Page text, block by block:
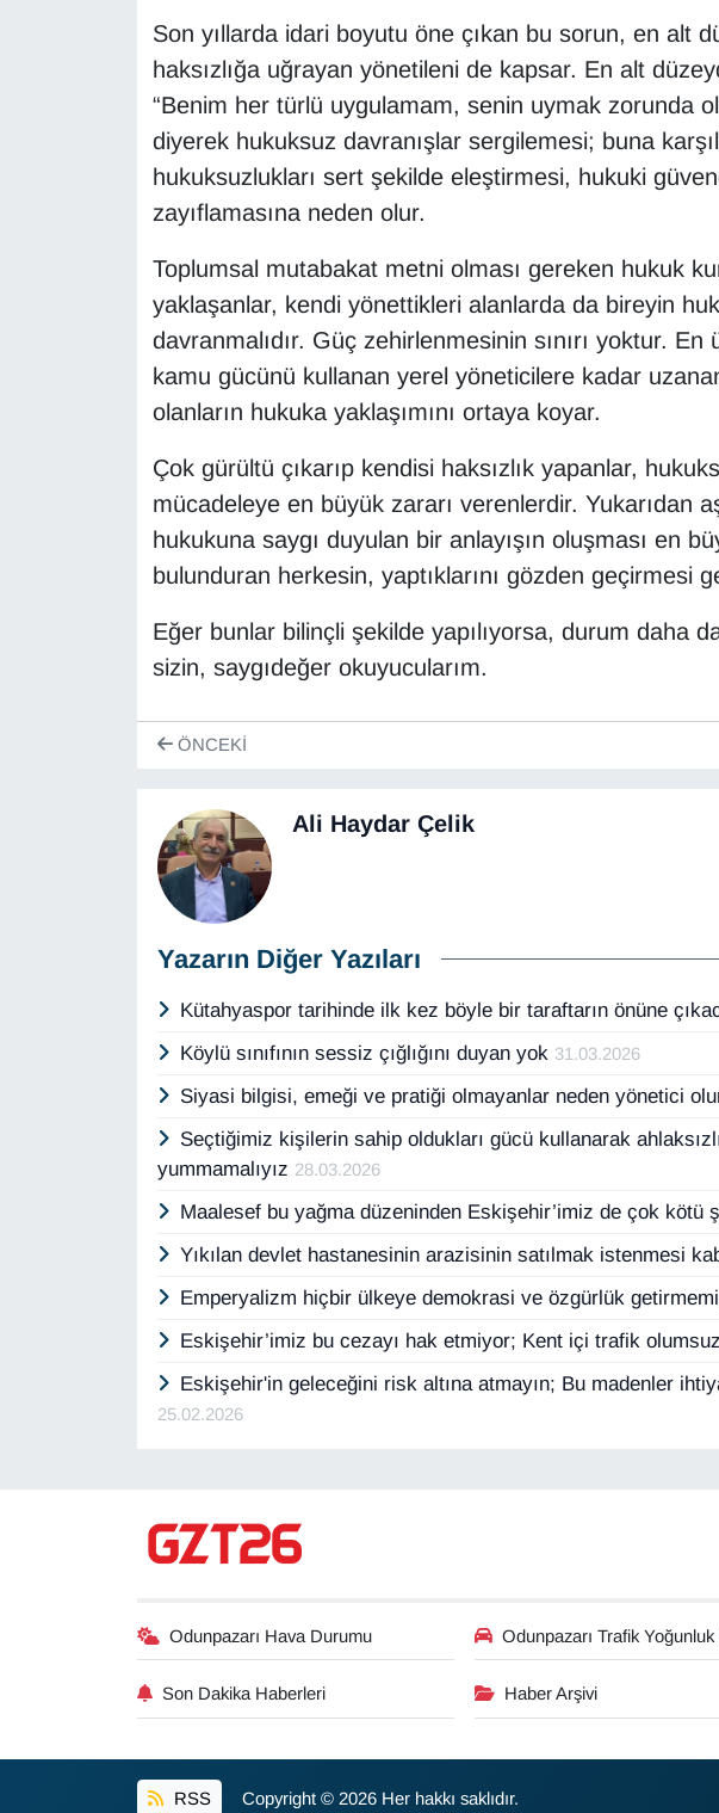
Son yıllarda idari boyutu öne çıkan bu sorun, en alt
haksızlığa uğrayan yönetileni de kapsar. En alt
“Benim her türlü uygulamam, senin uymak zorunda
diyerek hukuksuz davranışlar sergilemesi; buna
hukuksuzlukları sert şekilde eleştirmesi, hukuki
zayıflamasına neden olur.
Toplumsal mutabakat metni olması gereken hukuk
yaklaşanlar, kendi yönettikleri alanlarda da bireyin
davranmalıdır. Güç zehirlenmesinin sınırı yoktur.
kamu gücünü kullanan yerel yöneticilere kadar
olanların hukuka yaklaşımını ortaya koyar.
Çok gürültü çıkarıp kendisi haksızlık yapanlar,
mücadeleye en büyük zararı verenlerdir. Yukarıdan
hukukuna saygı duyulan bir anlayışın oluşması en
bulunduran herkesin, yaptıklarını gözden geçirmesi
Eğer bunlar bilinçli şekilde yapılıyorsa, durum daha
sizin, saygıdeğer okuyucularım.
ÖNCEKI
Ali Haydar Çelik
Yazarın Diğer Yazıları
Kütahyaspor tarihinde ilk kez böyle bir taraftarın önüne
Köylü sınıfının sessiz çığlığını duyan yok 31.03.2026
Siyasi bilgisi, emeği ve pratiği olmayanlar neden yönetici
Seçtiğimiz kişilerin sahip oldukları gücü kullanarak
yummamalıyız 28.03.2026
Maalesef bu yağma düzeninden Eskişehir’imiz de çok kötü
Yıkılan devlet hastanesinin arazisinin satılmak istenmesi
Emperyalizm hiçbir ülkeye demokrasi ve özgürlük
Eskişehir’imiz bu cezayı hak etmiyor; Kent içi trafik
Eskişehir'in geleceğini risk altına atmayın; Bu madenler
25.02.2026
Odunpazarı Hava Durumu Odunpazarı Trafik Yoğunluk
Son Dakika Haberleri Haber Arşivi
RSS Copyright © 2026 Her hakkı saklıdır.